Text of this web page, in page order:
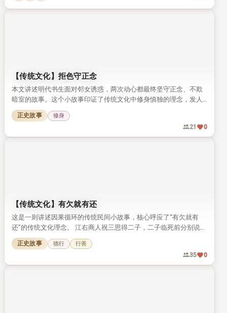
【传统文化】拒色守正念
本文讲述明代书生面对邻女诱惑，两次动心都最终坚守正念、不欺
暗室的故事。这个小故事印证了传统文化中修身慎独的理念，发人
深省。
正史故事 修身
21 0
【传统文化】有欠就有还
这是一则讲述因果循环的传统民间小故事，核心呼应了“有欠就有
还”的传统文化理念。 江右商人祝三思得二子，二子临死前分别说出
自己投胎前来还债、讨债的前世因果。 祝三思听从劝告积德行善，
最终得子养老，得享善终。
正史故事 德行 行善
35 0